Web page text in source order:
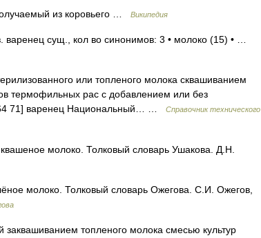
из коровьего … Википедия
сущ., кол во синонимов: 3 • молоко (15) • …
или топленого молока сквашиванием
термофильных рас с добавлением или без
71] варенец Национальный… …
Справочник технического
молоко. Толковый словарь Ушакова. Д.Н.
молоко. Толковый словарь Ожегова. С.И. Ожегов,
топленого молока смесью культур